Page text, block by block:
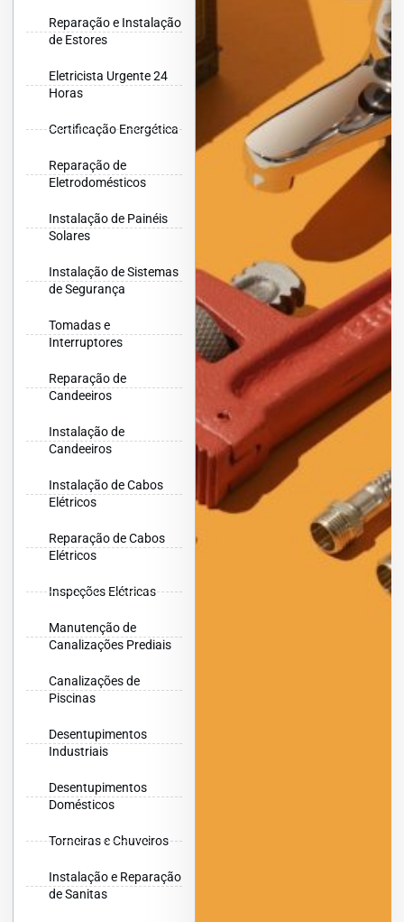
Reparação e Instalação
de Estores
Eletricista Urgente 24
Horas
Certificação Energética
Reparação de
Eletrodomésticos
Instalação de Painéis
Solares
Instalação de Sistemas
de Segurança
Tomadas e
Interruptores
Reparação de
Candeeiros
Instalação de
Candeeiros
Instalação de Cabos
Elétricos
Reparação de Cabos
Elétricos
Inspeções Elétricas
Manutenção de
Canalizações Prediais
Canalizações de
Piscinas
Desentupimentos
Industriais
Desentupimentos
Domésticos
Torneiras e Chuveiros
Instalação e Reparação
de Sanitas